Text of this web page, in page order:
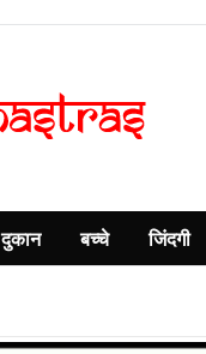
दुकान बच्चे जिंदगी